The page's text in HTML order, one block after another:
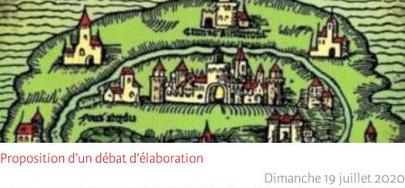
Proposition d’un débat d’élaboration
Dimanche 19 juillet 2020